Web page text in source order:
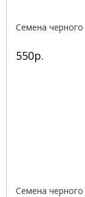
Семена черного
550р.
Семена черного